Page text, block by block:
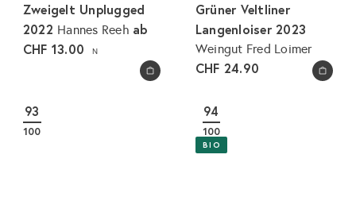
In den Warenkorb legen
Zweigelt Unplugged
2022 Hannes Reeh ab
CHF 13.00
N
In den Warenkorb legen
Grüner Veltliner
Langenloiser 2023
Weingut Fred Loimer
CHF 24.90
93
100
94
100
BIO